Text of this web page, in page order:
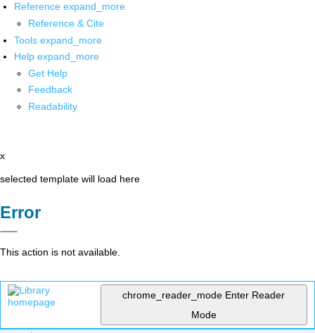
Reference expand_more
Reference & Cite
Tools expand_more
Help expand_more
Get Help
Feedback
Readability
x
selected template will load here
Error
This action is not available.
chrome_reader_mode Enter Reader
Mode